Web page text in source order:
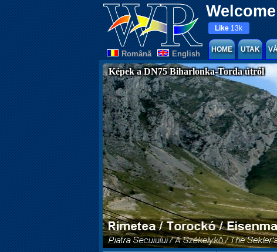
Românã English
Like 13k
HOME UTAK
Képek a DN75 Biharlonka-Torda útról